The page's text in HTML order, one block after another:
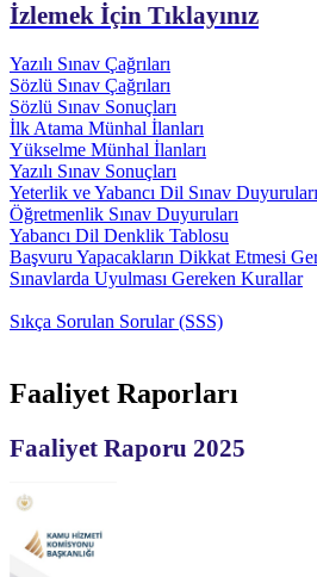
İzlemek İçin Tıklayınız
Yazılı Sınav Çağrıları
Sözlü Sınav Çağrıları
Sözlü Sınav Sonuçları
İlk Atama Münhal İlanları
Yükselme Münhal İlanları
Yazılı Sınav Sonuçları
Yeterlik ve Yabancı Dil Sınav Duyuruları
Öğretmenlik Sınav Duyuruları
Yabancı Dil Denklik Tablosu
Başvuru Yapacakların Dikkat Etmesi
Sınavlarda Uyulması Gereken Kurallar
Sıkça Sorulan Sorular (SSS)
Faaliyet Raporları
Faaliyet Raporu 2025